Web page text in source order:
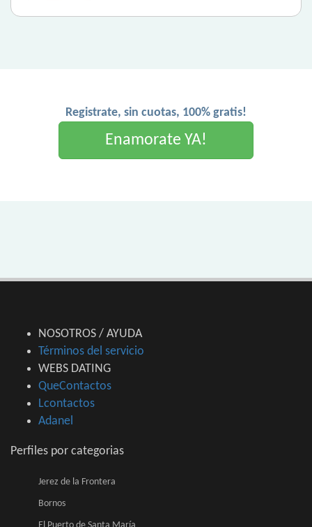
Registrate, sin cuotas, 100% gratis!
Enamorate YA!
NOSOTROS / AYUDA
Términos del servicio
WEBS DATING
QueContactos
Lcontactos
Adanel
Perfiles por categorias
Jerez de la Frontera
Bornos